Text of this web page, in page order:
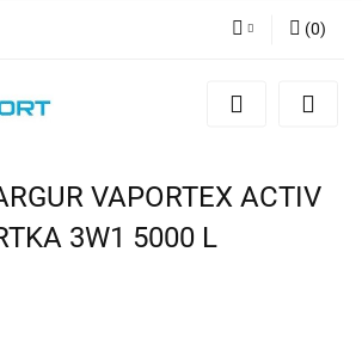
Zaloguj się
(0)
VAPORTEX ACTIV
3W1 5000 L